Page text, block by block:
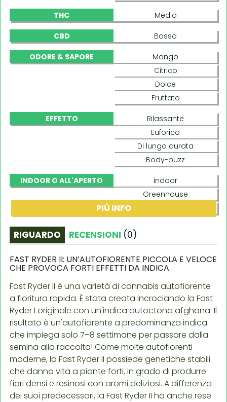
THC Medio
CBD Basso
ODORE & SAPORE
Mango
Citrico
Dolce
Fruttato
EFFETTO
Rilassante
Euforico
Di lunga durata
Body-buzz
INDOOR O ALL'APERTO
indoor
Greenhouse
PIÙ INFO
RIGUARDO RECENSIONI (0)
FAST RYDER II: UN’AUTOFIORENTE PICCOLA E VELOCE
CHE PROVOCA FORTI EFFETTI DA INDICA
Fast Ryder II è una varietà di cannabis autofiorente
a fioritura rapida. È stata creata incrociando la Fast
Ryder I originale con un'indica autoctona afghana. Il
risultato è un'autofiorente a predominanza indica
che impiega solo 7–8 settimane per passare dalla
semina alla raccolta! Come molte autofiorenti
moderne, la Fast Ryder II possiede genetiche stabili
che danno vita a piante forti, in grado di produrre
fiori densi e resinosi con aromi deliziosi. A differenza
dei suoi predecessori, la Fast Ryder II ha anche rese